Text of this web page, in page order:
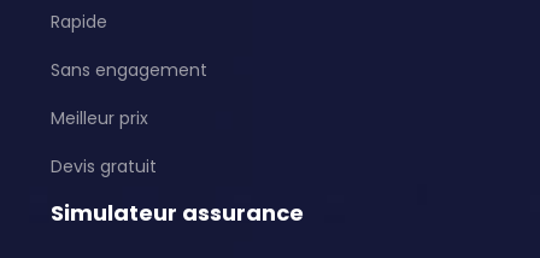
Rapide
Sans engagement
Meilleur prix
Devis gratuit
Simulateur assurance